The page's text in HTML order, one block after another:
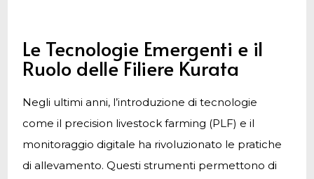
Le Tecnologie Emergenti e il
Ruolo delle Filiere Kurata
Negli ultimi anni, l’introduzione di tecnologie
come il precision livestock farming (PLF) e il
monitoraggio digitale ha rivoluzionato le pratiche
di allevamento. Questi strumenti permettono di